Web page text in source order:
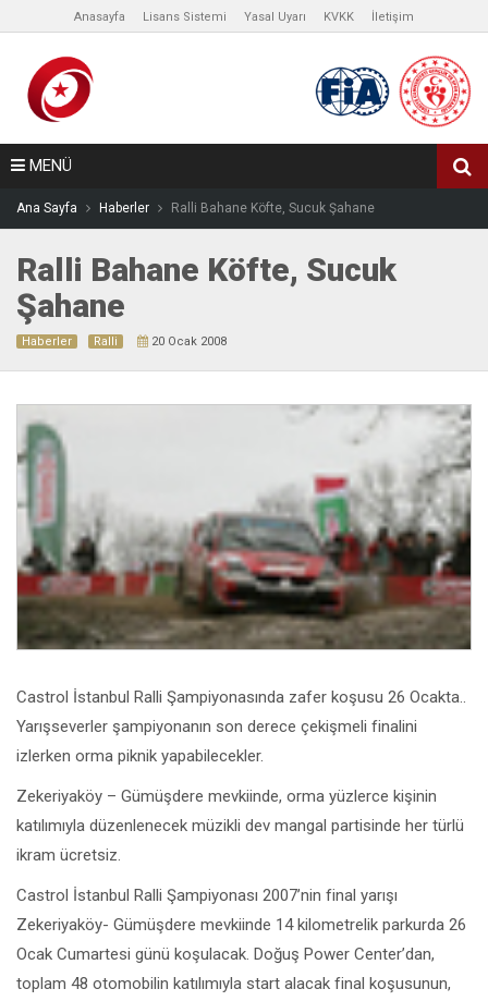
Anasayfa Lisans Sistemi Yasal Uyarı KVKK İletişim
MENÜ
Ana Sayfa Haberler Ralli Bahane Köfte, Sucuk Şahane
Ralli Bahane Köfte, Sucuk
Şahane
Haberler Ralli 20 Ocak 2008
Castrol İstanbul Ralli Şampiyonasında zafer koşusu 26 Ocakta..
Yarışseverler şampiyonanın son derece çekişmeli finalini
izlerken orma piknik yapabilecekler.
Zekeriyaköy – Gümüşdere mevkiinde, orma yüzlerce kişinin
katılımıyla düzenlenecek müzikli dev mangal partisinde her türlü
ikram ücretsiz.
Castrol İstanbul Ralli Şampiyonası 2007’nin final yarışı
Zekeriyaköy- Gümüşdere mevkiinde 14 kilometrelik parkurda 26
Ocak Cumartesi günü koşulacak. Doğuş Power Center’dan,
toplam 48 otomobilin katılımıyla start alacak final koşusunun,